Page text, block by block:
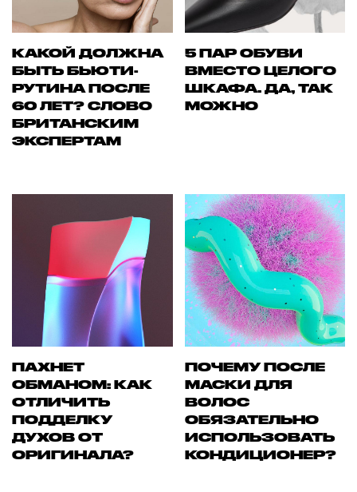
КАКОЙ ДОЛЖНА
БЫТЬ БЬЮТИ-
РУТИНА ПОСЛЕ
60 ЛЕТ? СЛОВО
БРИТАНСКИМ
ЭКСПЕРТАМ
5 ПАР ОБУВИ
ВМЕСТО ЦЕЛОГО
ШКАФА. ДА, ТАК
МОЖНО
ПАХНЕТ
ОБМАНОМ: КАК
ОТЛИЧИТЬ
ПОДДЕЛКУ
ДУХОВ ОТ
ОРИГИНАЛА?
ПОЧЕМУ ПОСЛЕ
МАСКИ ДЛЯ
ВОЛОС
ОБЯЗАТЕЛЬНО
ИСПОЛЬЗОВАТЬ
КОНДИЦИОНЕР?